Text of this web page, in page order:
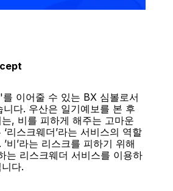
'를 이어줄 수 있는 BX 심볼로서
니다. 우산은 일기예보를 본 후
, 비를 피하게 해주는 고마운
리스크웨더’라는 서비스의 역할
비’라는 리스크를 피하기 위해
는 리스크웨더 서비스를 이용하
다.